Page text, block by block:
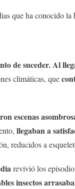
que ha conocido la
de suceder. Al
climáticas, que
escenas
llegaban a
reducidos a
revivió los
insectos